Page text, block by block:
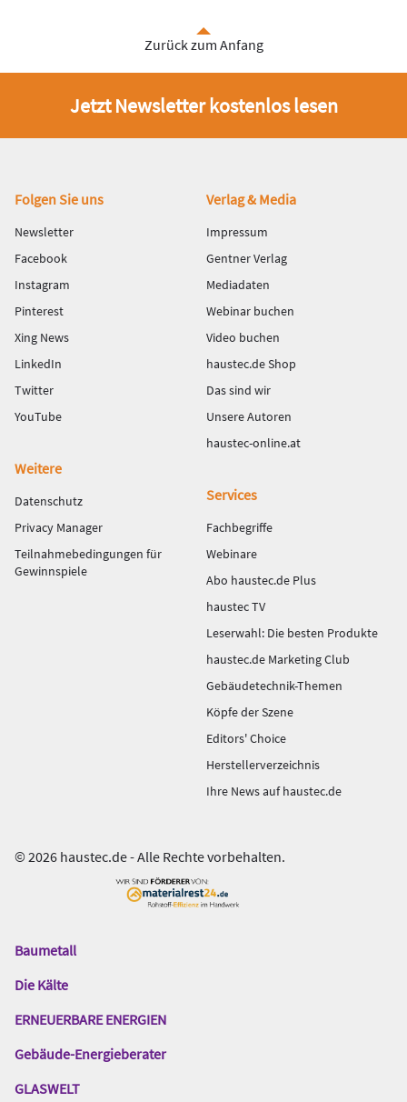
Zurück zum Anfang
Jetzt Newsletter kostenlos lesen
Fußbereich
Folgen Sie uns
Newsletter
Facebook
Instagram
Pinterest
Xing News
LinkedIn
Twitter
YouTube
Verlag & Media
Impressum
Gentner Verlag
Mediadaten
Webinar buchen
Video buchen
haustec.de Shop
Das sind wir
Unsere Autoren
haustec-online.at
Weitere
Datenschutz
Privacy Manager
Teilnahmebedingungen für
Gewinnspiele
Services
Fachbegriffe
Webinare
Abo haustec.de Plus
haustec TV
Leserwahl: Die besten Produkte
haustec.de Marketing Club
Gebäudetechnik-Themen
Köpfe der Szene
Editors' Choice
Herstellerverzeichnis
Ihre News auf haustec.de
© 2026 haustec.de - Alle Rechte vorbehalten.
Das
Gentner
Baumetall
Die Kälte
ERNEUERBARE ENERGIEN
Gebäude-Energieberater
GLASWELT